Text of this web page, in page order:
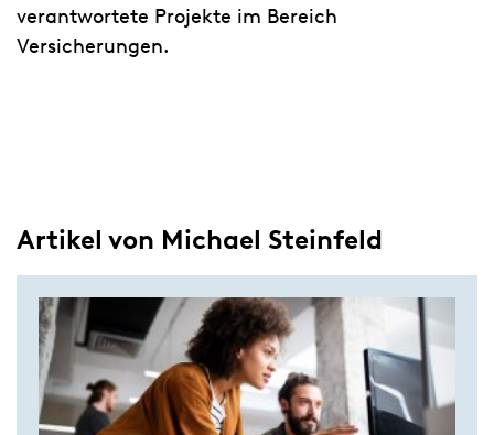
verantwortete Projekte im Bereich
Versicherungen.
Artikel von Michael Steinfeld